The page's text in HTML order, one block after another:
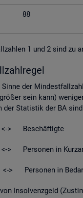
88
1 und 2 sind zu
der
sein kann)
der Sta­tis­tik der BA
in Kurz­ar­beit /
Per­so­nen in
In­sol­venz­geld